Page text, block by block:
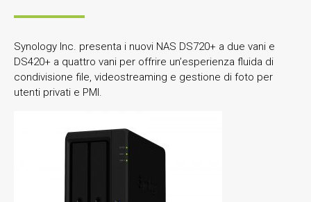
Synology Inc. presenta i nuovi NAS DS720+ a due vani e
DS420+ a quattro vani per offrire un’esperienza fluida di
condivisione file, videostreaming e gestione di foto per
utenti privati e PMI.